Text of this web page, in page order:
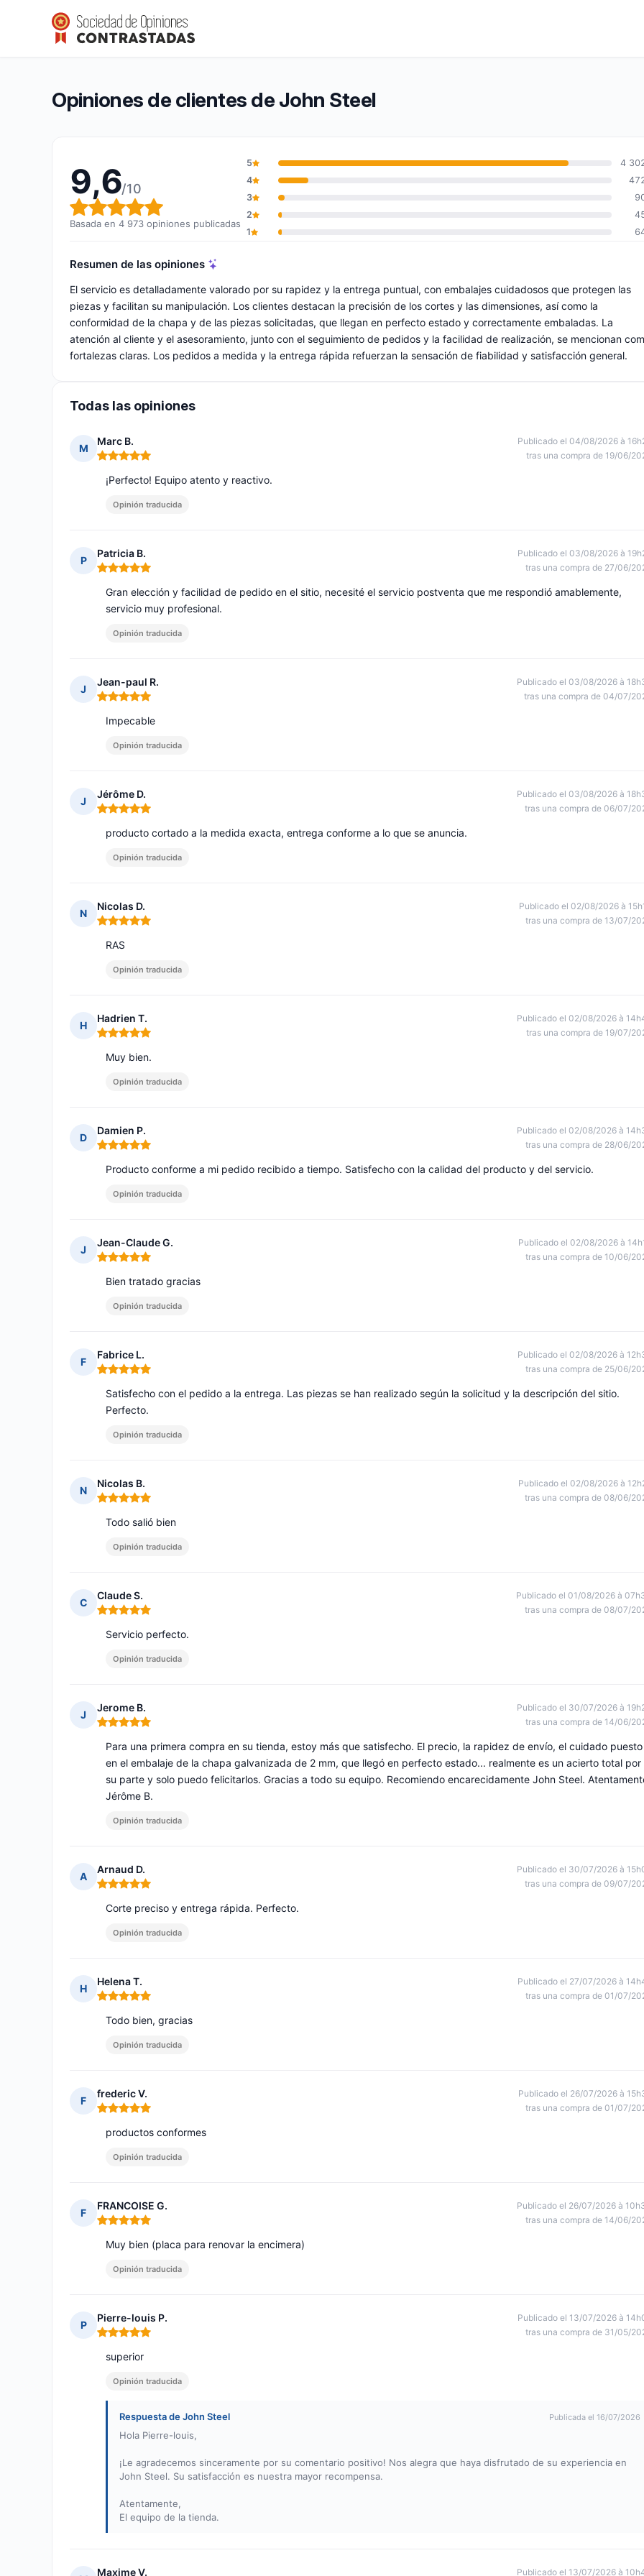
John Steel
Calificación global: 9,6 de 10
9,6/10(4 973 opiniones)
Opiniones de clientes de John Steel
9,6/10
Calificación global: 9,6 de 10
Basada en 4 973 opiniones publicadas
5
4
4
3
2
1
Resumen de las opiniones
El servicio es detalladamente valorado por su rapidez y la entrega puntual, con embalajes cuidadosos que protegen las
piezas y facilitan su manipulación. Los clientes destacan la precisión de los cortes y las dimensiones, así como la
conformidad de la chapa y de las piezas solicitadas, que llegan en perfecto estado y correctamente embaladas. La
atención al cliente y el asesoramiento, junto con el seguimiento de pedidos y la facilidad de realización, se mencionan
fortalezas claras. Los pedidos a medida y la entrega rápida refuerzan la sensación de fiabilidad y satisfacción general.
Todas las opiniones
M
Marc B.
Nota: 5 de 5
Publicado el 04/08/2026 à
tras una compra de 19/06/
¡Perfecto! Equipo atento y reactivo.
Opinión traducida
P
Patricia B.
Nota: 5 de 5
Publicado el 03/08/2026 à
tras una compra de 27/06/
Gran elección y facilidad de pedido en el sitio, necesité el servicio postventa que me respondió amablemente,
servicio muy profesional.
Opinión traducida
J
Jean-paul R.
Nota: 5 de 5
Publicado el 03/08/2026 à
tras una compra de 04/07/
Impecable
Opinión traducida
J
Jérôme D.
Nota: 5 de 5
Publicado el 03/08/2026 à
tras una compra de 06/07/
producto cortado a la medida exacta, entrega conforme a lo que se anuncia.
Opinión traducida
N
Nicolas D.
Nota: 5 de 5
Publicado el 02/08/2026 à
tras una compra de 13/07/
RAS
Opinión traducida
H
Hadrien T.
Nota: 5 de 5
Publicado el 02/08/2026 à
tras una compra de 19/07/
Muy bien.
Opinión traducida
D
Damien P.
Nota: 5 de 5
Publicado el 02/08/2026 à
tras una compra de 28/06/
Producto conforme a mi pedido recibido a tiempo. Satisfecho con la calidad del producto y del servicio.
Opinión traducida
J
Jean-Claude G.
Nota: 5 de 5
Publicado el 02/08/2026 à
tras una compra de 10/06/
Bien tratado gracias
Opinión traducida
F
Fabrice L.
Nota: 5 de 5
Publicado el 02/08/2026 à
tras una compra de 25/06/
Satisfecho con el pedido a la entrega. Las piezas se han realizado según la solicitud y la descripción del sitio.
Perfecto.
Opinión traducida
N
Nicolas B.
Nota: 5 de 5
Publicado el 02/08/2026 à
tras una compra de 08/06/
Todo salió bien
Opinión traducida
C
Claude S.
Nota: 5 de 5
Publicado el 01/08/2026 à
tras una compra de 08/07/
Servicio perfecto.
Opinión traducida
J
Jerome B.
Nota: 5 de 5
Publicado el 30/07/2026 à
tras una compra de 14/06/
Para una primera compra en su tienda, estoy más que satisfecho. El precio, la rapidez de envío, el cuidado puesto
en el embalaje de la chapa galvanizada de 2 mm, que llegó en perfecto estado... realmente es un acierto total por
su parte y solo puedo felicitarlos. Gracias a todo su equipo. Recomiendo encarecidamente John Steel.
Jérôme B.
Opinión traducida
A
Arnaud D.
Nota: 5 de 5
Publicado el 30/07/2026 à
tras una compra de 09/07/
Corte preciso y entrega rápida. Perfecto.
Opinión traducida
H
Helena T.
Nota: 5 de 5
Publicado el 27/07/2026 à
tras una compra de 01/07/
Todo bien, gracias
Opinión traducida
F
frederic V.
Nota: 5 de 5
Publicado el 26/07/2026 à
tras una compra de 01/07/
productos conformes
Opinión traducida
F
FRANCOISE G.
Nota: 5 de 5
Publicado el 26/07/2026 à
tras una compra de 14/06/
Muy bien (placa para renovar la encimera)
Opinión traducida
P
Pierre-louis P.
Nota: 5 de 5
Publicado el 13/07/2026 à
tras una compra de 31/05/
superior
Opinión traducida
Respuesta de John Steel Publicada el 16/07/2026
Hola Pierre-louis,
¡Le agradecemos sinceramente por su comentario positivo! Nos alegra que haya disfrutado de su experiencia en
John Steel. Su satisfacción es nuestra mayor recompensa.
Atentamente,
El equipo de la tienda.
Maxime V. Publicado el 13/07/2026 à